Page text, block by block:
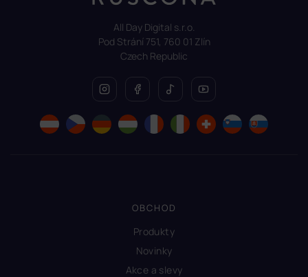
All Day Digital s.r.o.
Pod Strání 751, 760 01 Zlín
Czech Republic
OBCHOD
Produkty
Novinky
Akce a slevy